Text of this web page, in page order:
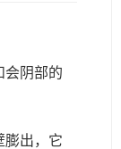
会阴部的
膨出，它